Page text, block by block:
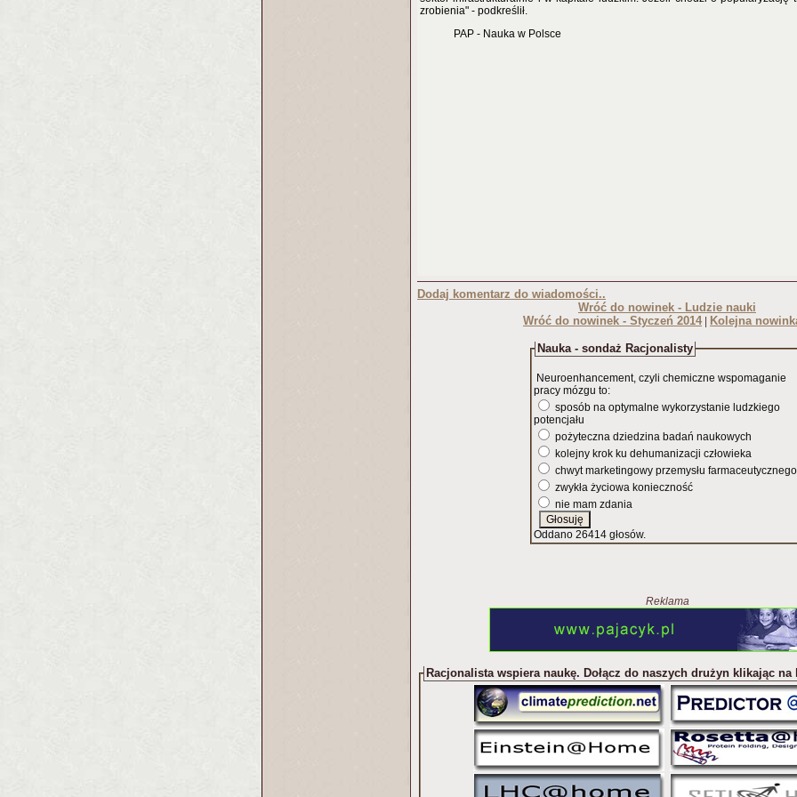
zrobienia" - podkreślił.
PAP - Nauka w Polsce
Dodaj komentarz do wiadomości..
Wróć do nowinek - Ludzie nauki
Wróć do nowinek - Styczeń 2014
Kolejna
Nauka - sondaż Racjonalisty
Neuroenhancement, czyli chemiczne wspomaganie
pracy mózgu to:
sposób na optymalne wykorzystanie ludzkiego
potencjału
pożyteczna dziedzina badań naukowych
kolejny krok ku dehumanizacji człowieka
chwyt marketingowy przemysłu farmaceutycznego
zwykła życiowa konieczność
nie mam zdania
Oddano 26414 głosów.
Reklama
Racjonalista wspiera naukę. Dołącz do naszych drużyn klikając na